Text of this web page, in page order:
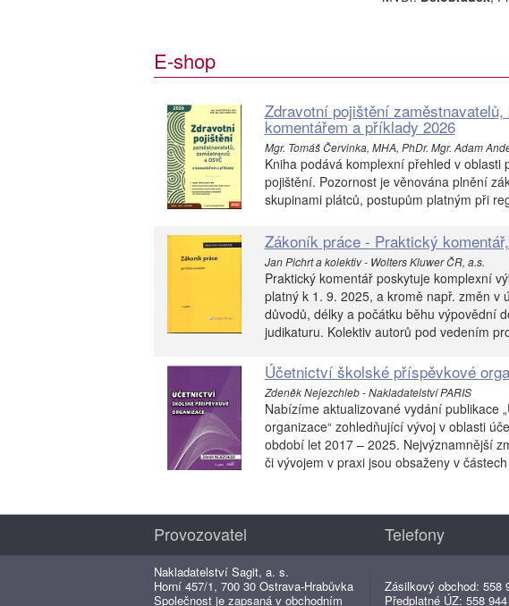
E-shop
Zdravotní pojištění zaměstnavatelů,
komentářem a příklady 2026
Mgr. Tomáš Červinka, MHA, PhDr. Mgr. Adam
Kniha podává komplexní přehled v oblasti
pojištění. Pozornost je věnována plnění
skupinami plátců, postupům platným při
Zákoník práce - Praktický
Jan Pichrt a kolektiv - Wolters Kluwer ČR, a.s.
Praktický komentář poskytuje komplexní
platný k 1. 9. 2025, a kromě např. změn v
důvodů, délky a počátku běhu výpovědní
judikaturu. Kolektiv autorů pod vedením
Účetnictví školské příspěvkové
Zdeněk Nejezchleb - Nakladatelství PARIS
Nabízíme aktualizované vydání publikace
organizace“ zohledňující vývoj v oblasti
období let 2017 – 2025. Nejvýznamnější
či vývojem v praxi jsou obsaženy v
Provozovatel
Nakladatelství Sagit, a. s.
Horní 457/1, 700 30 Ostrava-Hrabůvka
Společnost je zapsaná v obchodním
Telefony
Zásilkový obchod: 558
Předplatné ÚZ: 558